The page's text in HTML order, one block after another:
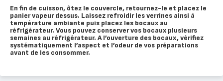
En fin de cuisson, ôtez le couvercle, retournez-le et placez le
panier vapeur dessus. Laissez refroidir les verrines ainsi à
température ambiante puis placez les bocaux au
réfrigérateur. Vous pouvez conserver vos bocaux plusieurs
semaines au réfrigérateur. A l’ouverture des bocaux, vérifiez
systématiquement l’aspect et l’odeur de vos préparations
avant de les consommer.